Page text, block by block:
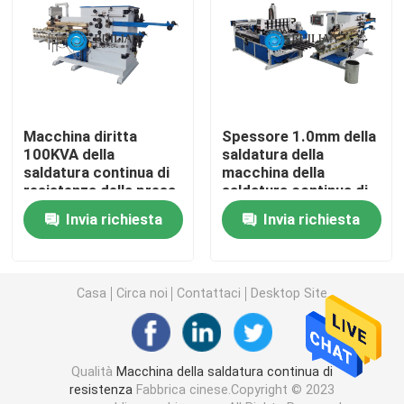
Apparecchio per saldare su ordinazione
Macchina fissa della saldatura a punti
Macchina della saldatura a punti di resistenza
Macchina della saldatura a punti del dado
Laminatoio del piatto
Macchina diritta
100KVA della
saldatura continua di
resistenza della presa
d'aria
Invia richiesta
Spessore 1.0mm della
saldatura della
macchina della
saldatura continua di
resistenza del tubo di
ventilazioneInvia richiesta
Casa Circa noi Contattaci Desktop Site
Qualità Macchina della saldatura continua di
resistenza Fabbrica cinese.Copyright © 2023